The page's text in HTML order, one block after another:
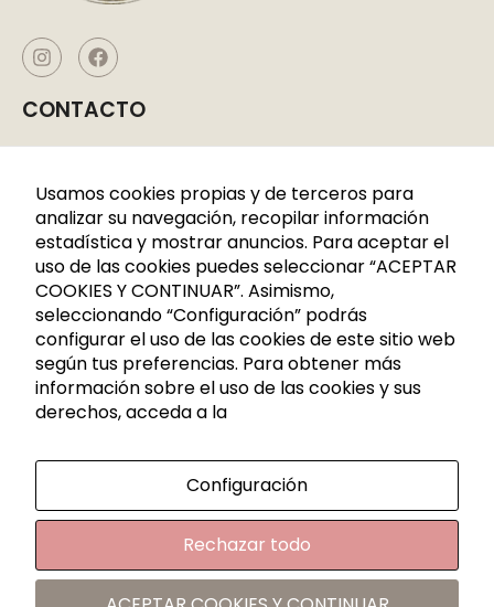
CONTACTO
C/CERDANYA 33-35
08140 Barcelona
+34 936 883 107
621 288 809
info@rutadelacera.es
INFORMACIÓN
Aviso legal
Política de privacidad
Política de privacidad RRSS
Política de cookies
Mapa del sitio
Usamos cookies propias y de terceros para
analizar su navegación, recopilar información
estadística y mostrar anuncios. Para aceptar el
uso de las cookies puedes seleccionar “ACEPTAR
COOKIES Y CONTINUAR”. Asimismo,
seleccionando “Configuración” podrás
configurar el uso de las cookies de este sitio web
según tus preferencias. Para obtener más
información sobre el uso de las cookies y sus
derechos, acceda a la
Configuración
Rechazar todo